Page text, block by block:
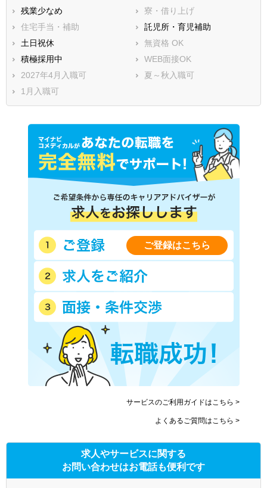
残業少なめ
寮・借り上げ
住宅手当・補助
託児所・育児補助
土日祝休
無資格 OK
積極採用中
WEB面接OK
2027年4月入職可
夏～秋入職可
1月入職可
ご登録はこちら
サービスのご利用ガイドはこちら >
よくあるご質問はこちら >
求人やサービスに関する
お問い合わせはお電話も便利です